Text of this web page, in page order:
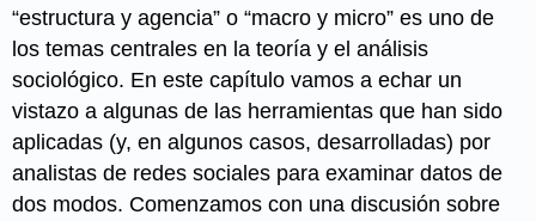
“estructura y agencia” o “macro y micro” es uno de
los temas centrales en la teoría y el análisis
sociológico. En este capítulo vamos a echar un
vistazo a algunas de las herramientas que han sido
aplicadas (y, en algunos casos, desarrolladas) por
analistas de redes sociales para examinar datos de
dos modos. Comenzamos con una discusión sobre